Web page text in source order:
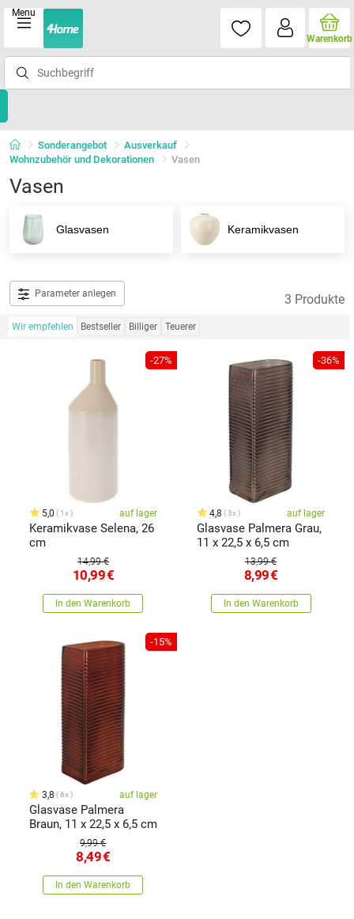
Menu
Warenkorb
Sonderangebot
Ausverkauf
Wohnzubehör und Dekorationen
Vasen
Vasen
Glasvasen Keramikvasen
Parameter anlegen 3 Produkte
Wir empfehlen Bestseller Billiger Teuerer
-27%
5,0 1x auf lager
Keramikvase Selena, 26
cm
14,99 €
10,99€
In den Warenkorb
-36%
4,8 3x auf lager
Glasvase Palmera Grau,
11 x 22,5 x 6,5 cm
13,99 €
8,99€
In den Warenkorb
-15%
3,8 6x auf lager
Glasvase Palmera
Braun, 11 x 22,5 x 6,5 cm
9,99 €
8,49€
In den Warenkorb